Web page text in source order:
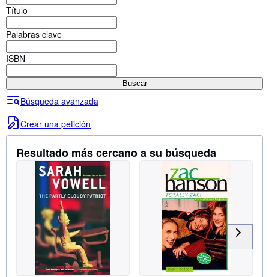
Búsqueda avanzada
Arte y coleccionismo
Vendedores
Comenzar a vender
Ayuda
CERRAR
Título
Palabras clave
ISBN
Buscar
Búsqueda avanzada
Crear una petición
Resultado más cercano a su búsqueda